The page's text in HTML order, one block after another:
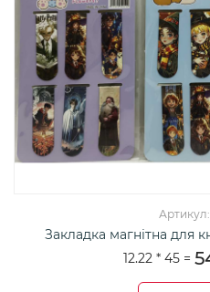
Артикул:
Закладка магнітна для
12.22 * 45 =